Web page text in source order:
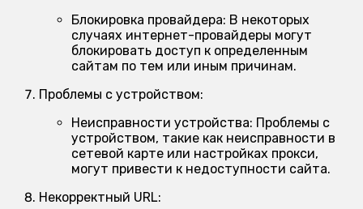
Блокировка провайдера: В некоторых
случаях интернет-провайдеры могут
блокировать доступ к определенным
сайтам по тем или иным причинам.
Проблемы с устройством:
Неисправности устройства: Проблемы с
устройством, такие как неисправности в
сетевой карте или настройках прокси,
могут привести к недоступности сайта.
Некорректный URL: